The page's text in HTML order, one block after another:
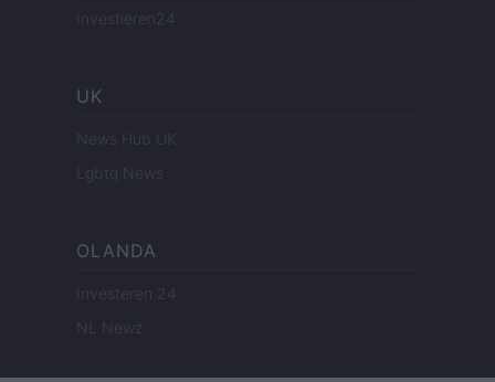
Investieren24
UK
News Hub UK
Lgbtq News
OLANDA
Investeren 24
NL Newz